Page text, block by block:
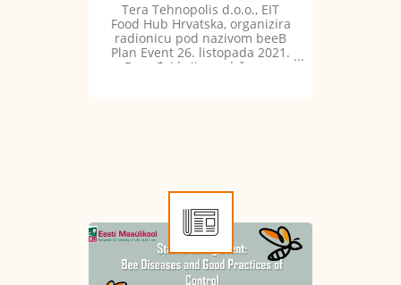
Tera Tehnopolis d.o.o., EIT
Food Hub Hrvatska, organizira
radionicu pod nazivom beeB
Plan Event 26. listopada 2021.
Događaj koji se održava u